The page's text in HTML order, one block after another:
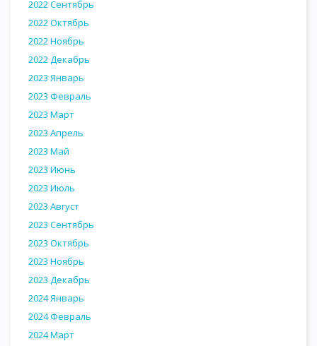
2022 Сентябрь
2022 Октябрь
2022 Ноябрь
2022 Декабрь
2023 Январь
2023 Февраль
2023 Март
2023 Апрель
2023 Май
2023 Июнь
2023 Июль
2023 Август
2023 Сентябрь
2023 Октябрь
2023 Ноябрь
2023 Декабрь
2024 Январь
2024 Февраль
2024 Март